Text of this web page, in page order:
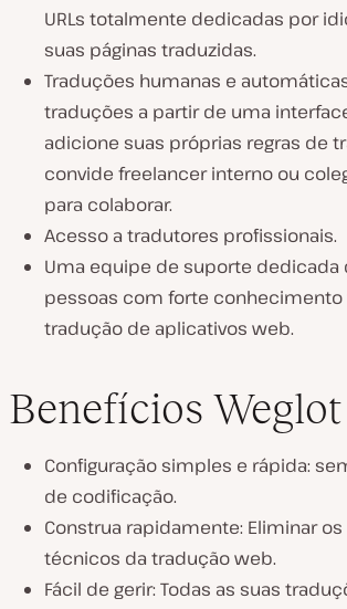
URLs totalmente dedicadas por
suas páginas traduzidas.
Traduções humanas e
traduções a partir de uma
adicione suas próprias regras de
convide freelancer interno ou
para colaborar.
Acesso a tradutores profissionais.
Uma equipe de suporte dedicada
pessoas com forte
tradução de aplicativos web.
Benefícios Weglot
Configuração simples e rápida:
de codificação.
Construa rapidamente: Eliminar
técnicos da tradução web.
Fácil de gerir: Todas as suas